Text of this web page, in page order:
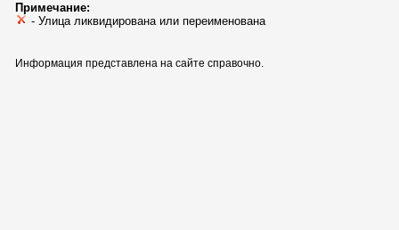
Примечание:
- Улица ликвидирована или переименована
Информация представлена на сайте справочно.